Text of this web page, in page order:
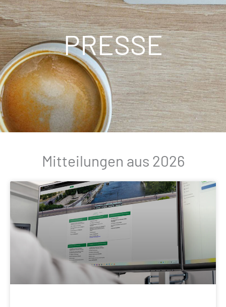
PRESSE
Mitteilungen aus 2026